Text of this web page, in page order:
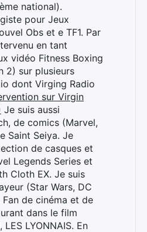
national).
pour Jeux
Obs et e TF1. Par
en tant
vidéo Fitness Boxing
2) sur plusieurs
dont Virging Radio
sur Virgin
Je suis aussi
de comics (Marvel,
Saint Seiya. Je
de casques et
Legends Series et
Cloth EX. Je suis
(Star Wars, DC
de cinéma et de
dans le film
LYONNAIS. En